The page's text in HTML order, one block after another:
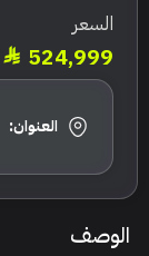
السعر
524,999
العنوان:
الوصف